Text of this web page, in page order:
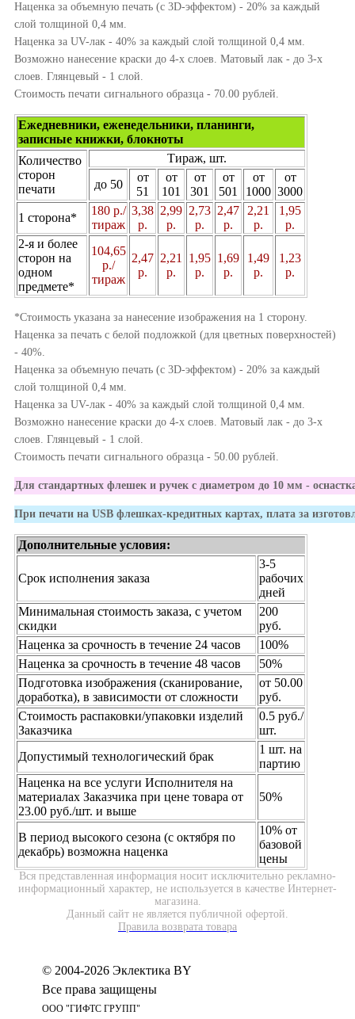
Наценка за объемную печать (с 3D-эффектом) - 20% за каждый
слой толщиной 0,4 мм.
Наценка за UV-лак - 40% за каждый слой толщиной 0,4 мм.
Возможно нанесение краски до 4-х слоев. Матовый лак - до 3-х
слоев. Глянцевый - 1 слой.
Стоимость печати сигнального образца - 70.00 рублей.
Ежедневники, еженедельники, планинги,
записные книжки, блокноты
Количество
сторон
печати
Тираж, шт.
до 50
от
51
от
101
от
301
от
501
от
1000
от
3000
1 сторона*
180 р./
тираж
3,38
р.
2,99
р.
2,73
р.
2,47
р.
2,21
р.
1,95
р.
2-я и более
сторон на
одном
предмете*
104,65
р./
тираж
2,47
р.
2,21
р.
1,95
р.
1,69
р.
1,49
р.
1,23
р.
*Стоимость указана за нанесение изображения на 1 сторону.
Наценка за печать с белой подложкой (для цветных поверхностей)
- 40%.
Наценка за объемную печать (с 3D-эффектом) - 20% за каждый
слой толщиной 0,4 мм.
Наценка за UV-лак - 40% за каждый слой толщиной 0,4 мм.
Возможно нанесение краски до 4-х слоев. Матовый лак - до 3-х
слоев. Глянцевый - 1 слой.
Стоимость печати сигнального образца - 50.00 рублей.
Для стандартных флешек и ручек с диаметром до 10 мм -
При печати на USB флешках-кредитных картах, плата за
Дополнительные условия:
Срок исполнения заказа
3-5
рабочих
дней
Минимальная стоимость заказа, с учетом
скидки
200
руб.
Наценка за срочность в течение 24 часов
100%
Наценка за срочность в течение 48 часов
50%
Подготовка изображения (сканирование,
доработка), в зависимости от сложности
от 50.00
руб.
Стоимость распаковки/упаковки изделий
Заказчика
0.5 руб./
шт.
Допустимый технологический брак
1 шт. на
партию
Наценка на все услуги Исполнителя на
материалах Заказчика при цене товара от
23.00 руб./шт. и выше
50%
В период высокого сезона (с октября по
декабрь) возможна наценка
10% от
базовой
цены
Вся представленная информация носит исключительно рекламно-
информационный характер, не используется в качестве Интернет-
магазина.
Данный сайт не является публичной офертой.
Правила возврата товара
© 2004-2026 Эклектика BY
Все права защищены
ООО "ГИФТС ГРУПП"